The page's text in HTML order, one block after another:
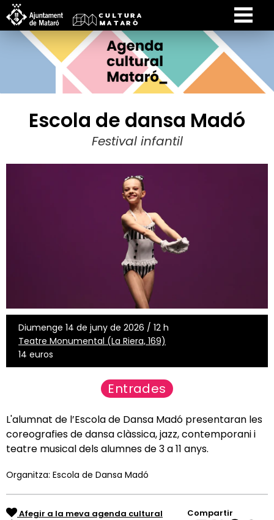
Escola de dansa Madó
Festival infantil
Diumenge 14 de juny de 2026 / 12 h
Teatre Monumental (La Riera, 169)
14 euros
Entrades
L'alumnat de l’Escola de Dansa Madó presentaran les
coreografies de dansa clàssica, jazz, contemporani i
teatre musical dels alumnes de 3 a 11 anys.
Organitza: Escola de Dansa Madó
Afegir a la meva agenda cultural
Compartir